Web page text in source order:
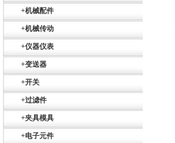
+机械配件
+机械传动
+仪器仪表
+变送器
+开关
+过滤件
+夹具模具
+电子元件
SR+KH-AFB AF24-